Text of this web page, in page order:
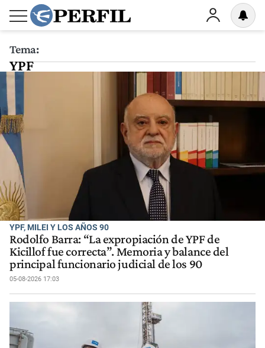
Tema:
YPF
YPF, MILEI Y LOS AÑOS 90
Rodolfo Barra: “La expropiación de YPF de
Kicillof fue correcta”. Memoria y balance del
principal funcionario judicial de los 90
05-08-2026 17:03